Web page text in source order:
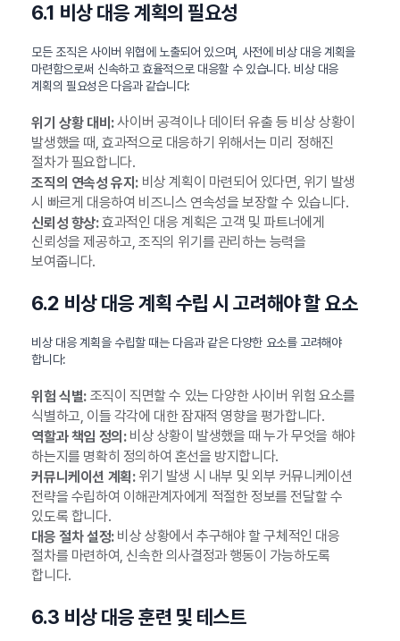
6.1 비상 대응 계획의 필요성
모든 조직은 사이버 위협에 노출되어 있으며, 사전에 비상 대응 계획을
마련함으로써 신속하고 효율적으로 대응할 수 있습니다. 비상 대응
계획의 필요성은 다음과 같습니다:
위기 상황 대비:사이버 공격이나 데이터 유출 등 비상 상황이
발생했을 때, 효과적으로 대응하기 위해서는 미리 정해진
절차가 필요합니다.
조직의 연속성 유지:비상 계획이 마련되어 있다면, 위기 발생
시 빠르게 대응하여 비즈니스 연속성을 보장할 수 있습니다.
신뢰성 향상:효과적인 대응 계획은 고객 및 파트너에게
신뢰성을 제공하고, 조직의 위기를 관리하는 능력을
보여줍니다.
6.2 비상 대응 계획 수립 시 고려해야 할 요소
비상 대응 계획을 수립할 때는 다음과 같은 다양한 요소를 고려해야
합니다:
위험 식별:조직이 직면할 수 있는 다양한 사이버 위험 요소를
식별하고, 이들 각각에 대한 잠재적 영향을 평가합니다.
역할과 책임 정의:비상 상황이 발생했을 때 누가 무엇을 해야
하는지를 명확히 정의하여 혼선을 방지합니다.
커뮤니케이션 계획:위기 발생 시 내부 및 외부 커뮤니케이션
전략을 수립하여 이해관계자에게 적절한 정보를 전달할 수
있도록 합니다.
대응 절차 설정:비상 상황에서 추구해야 할 구체적인 대응
절차를 마련하여, 신속한 의사결정과 행동이 가능하도록
합니다.
6.3 비상 대응 훈련 및 테스트